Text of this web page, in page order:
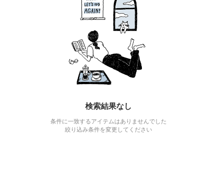
検索結果なし
条件に一致するアイテムはありませんでした
絞り込み条件を変更してください